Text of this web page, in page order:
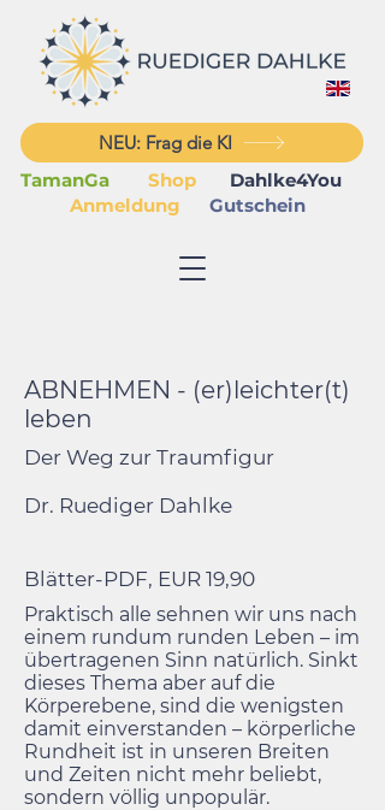
NEU: Frag die KI
TamanGa
Shop
Dahlke4You
Anmeldung
Gutschein
ABNEHMEN - (er)leichter(t)
leben
Der Weg zur Traumfigur
Dr. Ruediger Dahlke
Blätter-PDF, EUR 19,90
Praktisch alle sehnen wir uns nach
einem rundum runden Leben – im
übertragenen Sinn natürlich. Sinkt
dieses Thema aber auf die
Körperebene, sind die wenigsten
damit einverstanden – körperliche
Rundheit ist in unseren Breiten
und Zeiten nicht mehr beliebt,
sondern völlig unpopulär.